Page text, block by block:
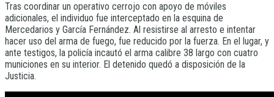
Tras coordinar un operativo cerrojo con apoyo de móviles
adicionales, el individuo fue interceptado en la esquina de
Mercedarios y García Fernández. Al resistirse al arresto e intentar
hacer uso del arma de fuego, fue reducido por la fuerza. En el lugar, y
ante testigos, la policía incautó el arma calibre 38 largo con cuatro
municiones en su interior. El detenido quedó a disposición de la
Justicia.